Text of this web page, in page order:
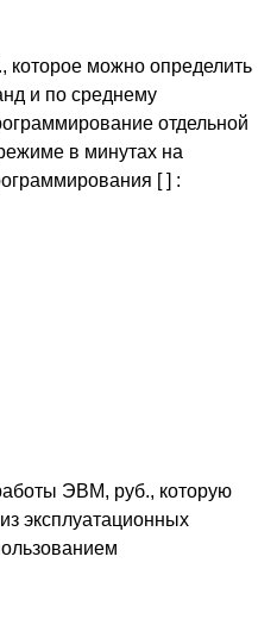
можно определить
и по среднему
отдельной
в минутах на
[ ] :
ЭВМ, руб., которую
эксплуатационных